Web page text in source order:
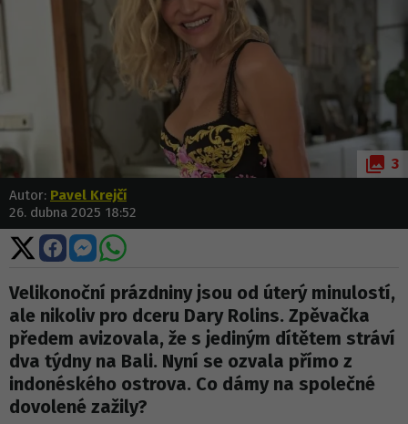
3
Autor: Pavel Krejčí
26. dubna 2025 18:52
Sdílet
na
X
Sdílet
na
Facebooku
Sdílet
na
Messengeru
Sdílet
WhatsApp
Velikonoční prázdniny jsou od úterý minulostí,
ale nikoliv pro dceru Dary Rolins. Zpěvačka
předem avizovala, že s jediným dítětem stráví
dva týdny na Bali. Nyní se ozvala přímo z
indonéského ostrova. Co dámy na společné
dovolené zažily?